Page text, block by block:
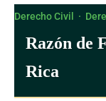
Derecho Civil ·
Razón de
Rica